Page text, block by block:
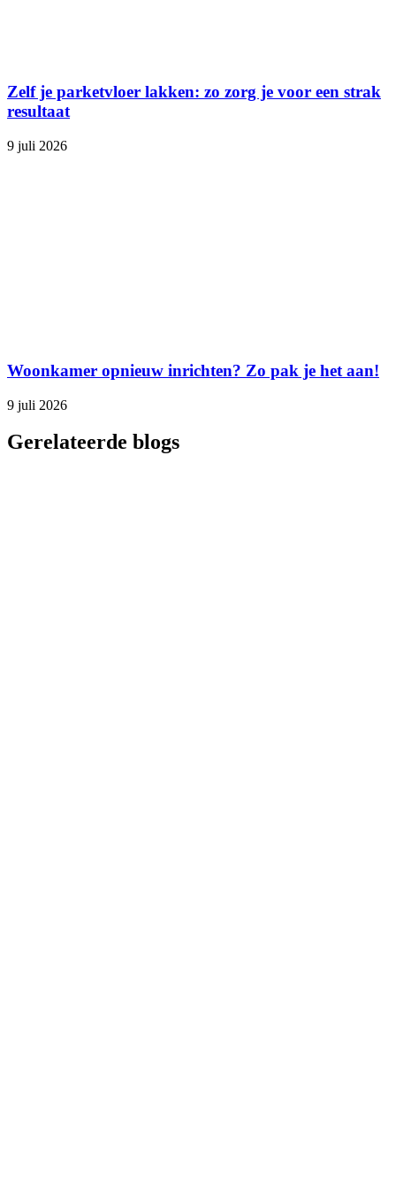
Zelf je parketvloer lakken: zo zorg je voor een strak
resultaat
9 juli 2026
Woonkamer opnieuw inrichten? Zo pak je het aan!
9 juli 2026
Gerelateerde blogs